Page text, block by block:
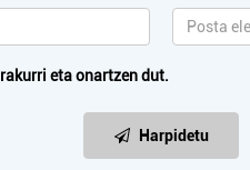
eta onartzen dut.
Harpidetu